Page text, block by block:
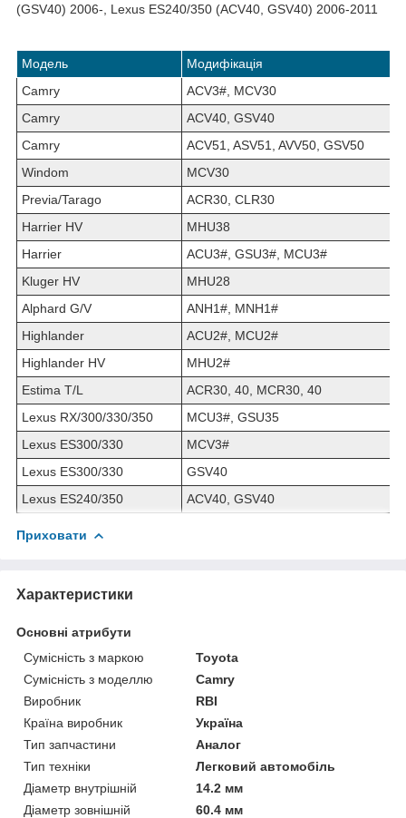
(GSV40) 2006-, Lexus ES240/350 (ACV40, GSV40) 2006-2011
Модель Модифікація
Camry
ACV3#, MCV30
Camry
ACV40, GSV40
Camry
ACV51, ASV51, AVV50, GSV50
Windom
MCV30
Previa/Tarago
ACR30, CLR30
Harrier HV
MHU38
Harrier
ACU3#, GSU3#, MCU3#
Kluger HV
MHU28
Alphard G/V
ANH1#, MNH1#
Highlander
ACU2#, MCU2#
Highlander HV
MHU2#
Estima T/L
ACR30, 40, MCR30, 40
Lexus RX/300/330/350
MCU3#, GSU35
Lexus ES300/330
MCV3#
Lexus ES300/330
GSV40
Lexus ES240/350
ACV40, GSV40
Приховати
Характеристики
Основні атрибути
Сумісність з маркою
Toyota
Сумісність з моделлю
Camry
Виробник
RBI
Країна виробник
Україна
Тип запчастини
Аналог
Тип техніки
Легковий автомобіль
Діаметр внутрішній
14.2 мм
Діаметр зовнішній
60.4 мм